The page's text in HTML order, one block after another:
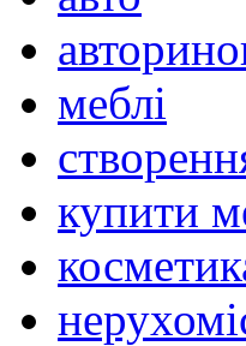
меблі
купити